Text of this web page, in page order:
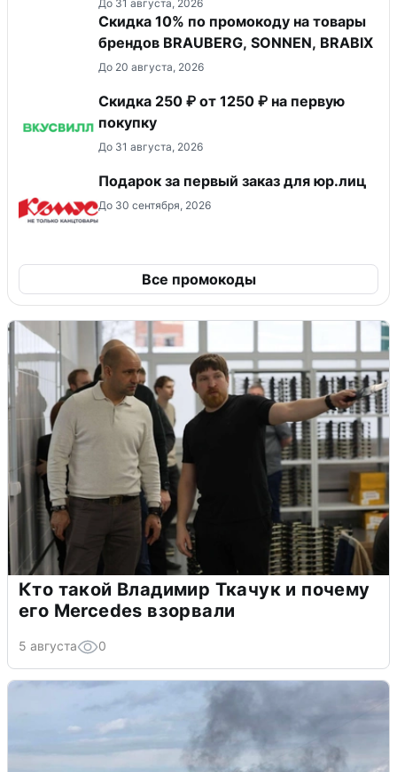
До 31 августа, 2026
Скидка 10% по промокоду на товары
брендов BRAUBERG, SONNEN, BRABIX
До 20 августа, 2026
Скидка 250 ₽ от 1250 ₽ на первую
покупку
До 31 августа, 2026
Подарок за первый заказ для юр.лиц
До 30 сентября, 2026
Все промокоды
Кто такой Владимир Ткачук и почему
его Mercedes взорвали
5 августа 0